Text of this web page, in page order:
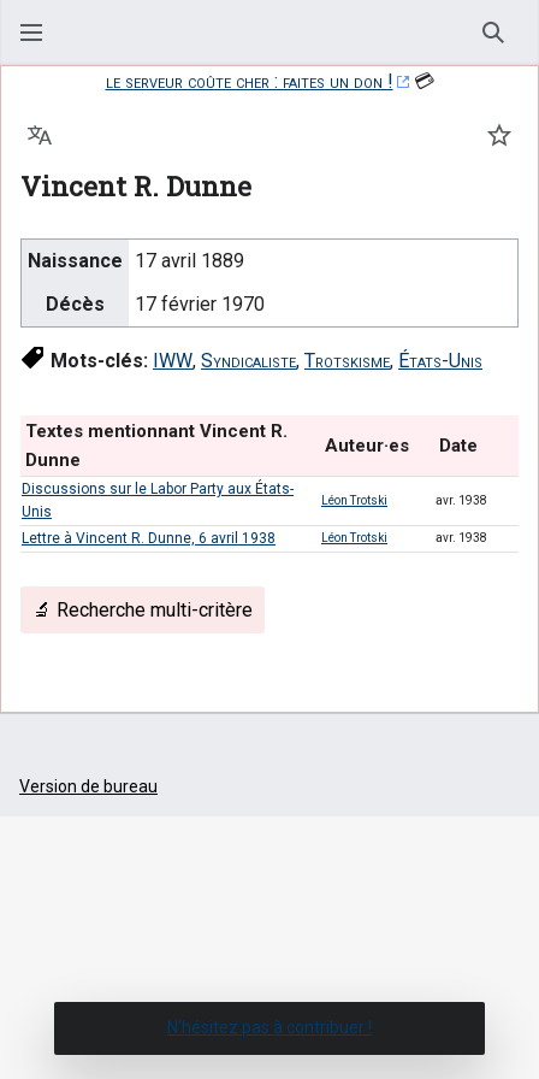
le serveur coûte cher : faites un don !
💳
Vincent R. Dunne
Langue
Naissance
17 avril 1889
Décès
17 février 1970
Mots-clés: IWW, Syndicaliste, Trotskisme, États-Unis
Textes mentionnant Vincent R.
Dunne
Auteur·es Date
Discussions sur le Labor Party aux États-
Unis
Léon Trotski avr. 1938
Lettre à Vincent R. Dunne, 6 avril 1938 Léon Trotski avr. 1938
🔬 Recherche multi-critère
Version de bureau
N'hésitez pas à contribuer !